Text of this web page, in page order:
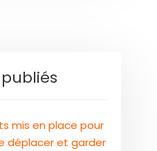
mis en place pour
déplacer et garder